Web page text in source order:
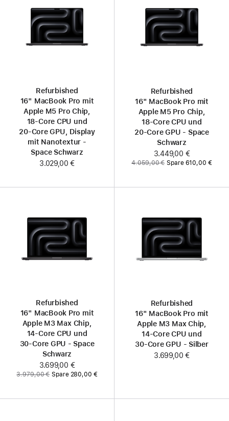
Refurbished
16" MacBook Pro mit
Apple M5 Pro Chip,
18‑Core CPU und
20‑Core GPU, Display
mit Nanotextur -
Space Schwarz
3.029,00 €
Refurbished
16" MacBook Pro mit
Apple M5 Pro Chip,
18‑Core CPU und
20‑Core GPU - Space
Schwarz
Jetzt
3.449,00 €
Vorher:
4.059,00 € Spare 610,00 €
Refurbished
16" MacBook Pro mit
Apple M3 Max Chip,
14‑Core CPU und
30‑Core GPU - Space
Schwarz
Jetzt
3.699,00 €
Vorher:
3.979,00 € Spare 280,00 €
Refurbished
16" MacBook Pro mit
Apple M3 Max Chip,
14‑Core CPU und
30‑Core GPU - Silber
3.699,00 €